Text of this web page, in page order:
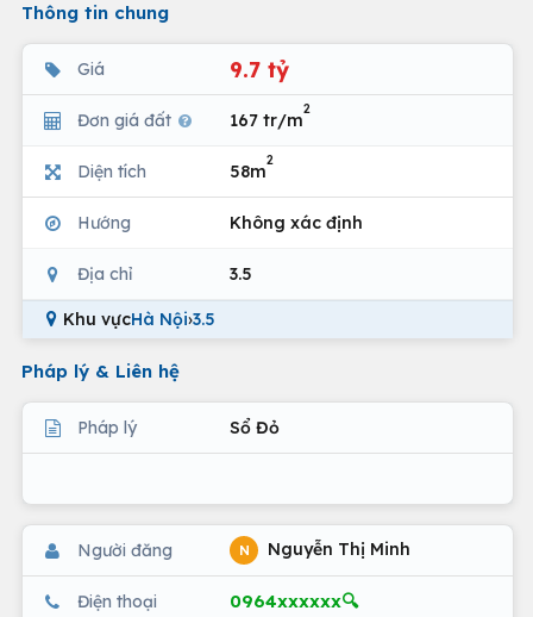
Thông tin chung
Giá 9.7 tỷ
Đơn giá đất 167 tr/m
2
Diện tích 58m
2
Hướng Không xác định
Địa chỉ 3.5
Khu vựcHà Nội›3.5
Pháp lý & Liên hệ
Pháp lý Sổ Đỏ
Người đăng N Nguyễn Thị Minh
Điện thoại 0964xxxxxx🔍